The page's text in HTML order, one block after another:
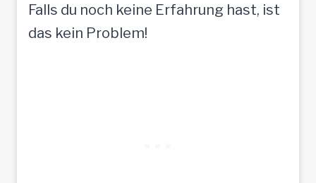
Falls du noch keine Erfahrung hast, ist
das kein Problem!